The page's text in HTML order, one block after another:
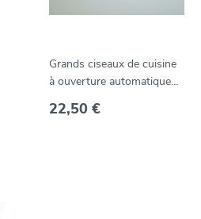
Grands ciseaux de cuisine
à ouverture automatique
22,50 €